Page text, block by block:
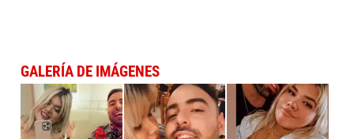
GALERÍA DE IMÁGENES